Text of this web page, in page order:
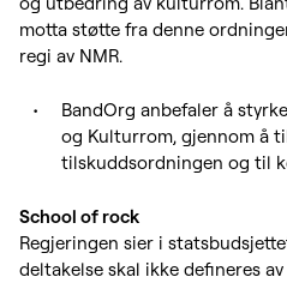
motta støtte fra denne
regi av NMR.
BandOrg anbefaler å
og Kulturrom, gjennom å
tilskuddsordningen og til
School of rock
Regjeringen sier i
deltakelse skal ikke defineres